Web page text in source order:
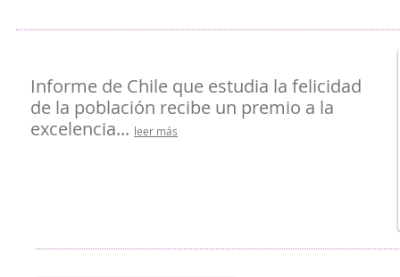
Informe de Chile que estudia la felicidad
de la población recibe un premio a la
excelencia... leer más